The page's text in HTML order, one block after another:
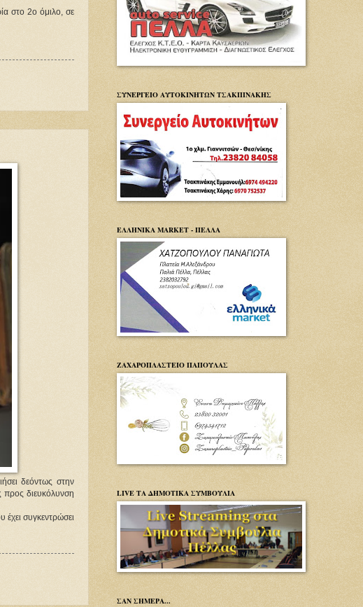
στο 2ο όμιλο, σε
δεόντως στην
προς διευκόλυνση
συγκεντρώσει
ΣΥΝΕΡΓΕΙΟ ΑΥΤΟΚΙΝΗΤΩΝ ΤΣΑΚΠΙΝΑΚΗΣ
ΕΛΛΗΝΙΚΑ MARKET - ΠΕΛΛΑ
ΖΑΧΑΡΟΠΛΑΣΤΕΙΟ ΠΑΠΟΥΛΑΣ
LIVE ΤΑ ΔΗΜΟΤΙΚΑ ΣΥΜΒΟΥΛΙΑ
ΣΑΝ ΣΗΜΕΡΑ...